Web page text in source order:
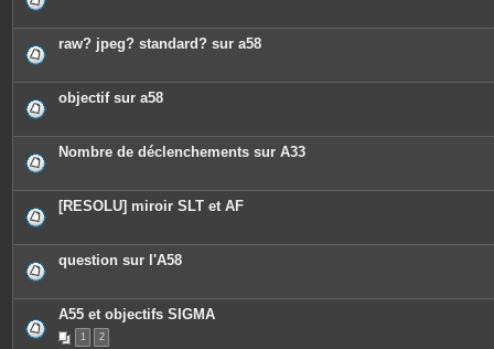
o
e
raw? jpeg? standard? sur a58
objectif sur a58
Nombre de déclenchements sur A33
[RESOLU] miroir SLT et AF
question sur l'A58
A55 et objectifs SIGMA
1 2